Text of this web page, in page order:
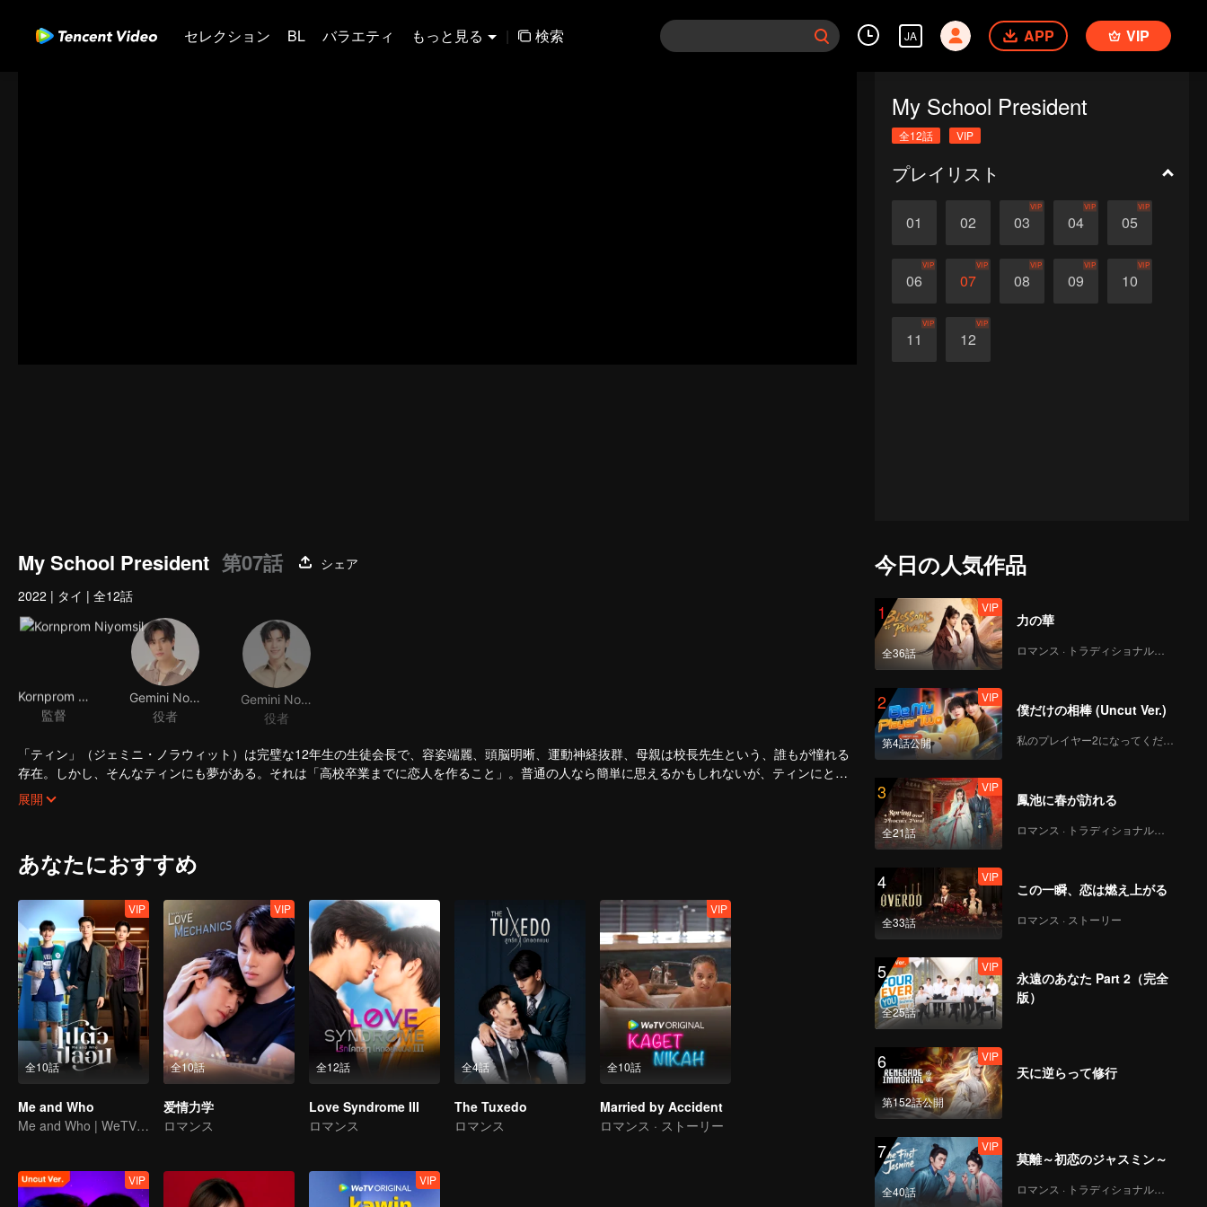
セレクション BL バラエティ もっと見る | 検索 JA APP VIP
My School President
全12話 VIP
プレイリスト
01 02 03
VIP
04
VIP
05
VIP
06
VIP
07
VIP
08
VIP
09
VIP
10
VIP
11
VIP
12
VIP
My School President 第07話
シェア
2022 | タイ | 全12話
監督
役者
役者
「ティン」（ジェミニ・ノラウィット）は完璧な12年生の生徒会長で、容姿端麗、頭脳明晰、運動神経抜群、母親は校長先生という、誰もが憧れる
存在。しかし、そんなティンにも夢がある。それは「高校卒業までに恋人を作ること」。普通の人なら簡単に思えるかもしれないが、ティンにとっ
てこれは「ほぼ不可能なミッション」なのだ!!
第一の障害は、ティンが想いを寄せる相手が音楽部の部長であり「チンジラ」バンドのメインボーカルを務める「ガン」（フォース・ナッタワッ
ト）だということ。このバンドには「Hot Wave音楽コンテストが終わるまでメンバーは恋愛禁止」という厳しい規則がある。しかし、困難でもティ
展開
あなたにおすすめ
全10話
VIP
Me and Who
Me and Who | WeTV Original
全10話
VIP
爱情力学
ロマンス
全12話
Love Syndrome III
ロマンス
全4話
The Tuxedo
ロマンス
全10話
VIP
Married by Accident
ロマンス · ストーリー
VIP VIP
今日の人気作品
1
全36話
VIP
力の華
ロマンス · トラディショナル・コスチューム
2
第4話公開
VIP
僕だけの相棒 (Uncut Ver.)
私のプレイヤー2になってください
3
全21話
VIP
鳳池に春が訪れる
ロマンス · トラディショナル・コスチューム
4
全33話
VIP
この一瞬、恋は燃え上がる
ロマンス · ストーリー
5
全25話
VIP
永遠のあなた Part 2（完全
版）
6
第152話公開
VIP
天に逆らって修行
7
全40話
VIP
莫離～初恋のジャスミン～
ロマンス · トラディショナル・コスチューム